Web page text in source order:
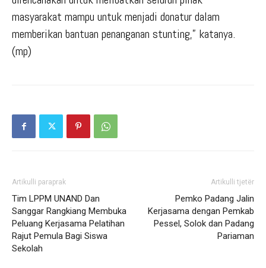
masyarakat mampu untuk menjadi donatur dalam
memberikan bantuan penanganan stunting,” katanya.
(mp)
Artikulli paraprak
Tim LPPM UNAND Dan
Sanggar Rangkiang Membuka
Peluang Kerjasama Pelatihan
Rajut Pemula Bagi Siswa
Sekolah
Artikulli tjetër
Pemko Padang Jalin
Kerjasama dengan Pemkab
Pessel, Solok dan Padang
Pariaman